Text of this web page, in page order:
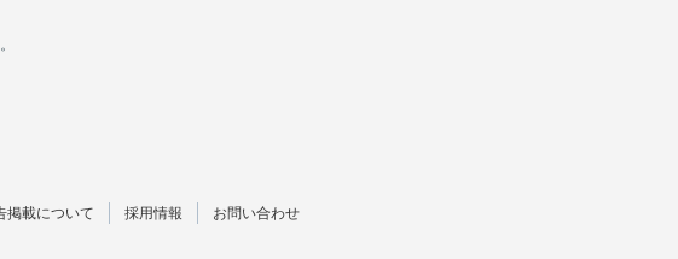
掲載について 採用情報 お問い合わせ